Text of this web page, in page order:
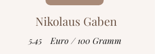
Nikolaus Gaben
5.45 Euro / 100 Gramm